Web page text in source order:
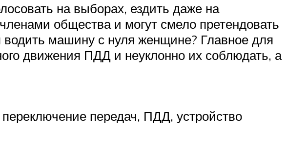
на выборах, ездить даже на
общества и могут смело претендовать
водить машину с нуля женщине? Главное для
движения ПДД и неуклонно их соблюдать, а
передач, ПДД, устройство